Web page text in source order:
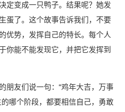
定变成一只鸭子。结果呢？她发
蛋了。这个故事告诉我们，不要
优势，发挥自己的特长。每个人
你能不能发现它，并把它发挥到
朋友们说一句：“鸡年大吉，万事
哪个阶段，都要相信自己，勇敢